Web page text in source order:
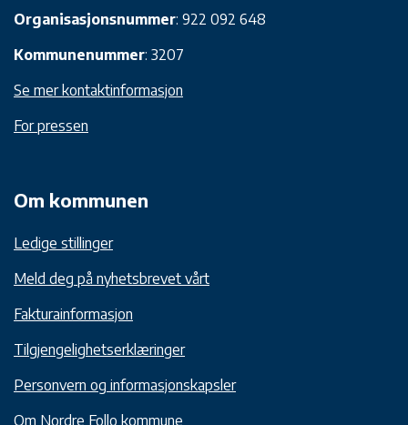
Organisasjonsnummer: 922 092 648
Kommunenummer: 3207
Se mer kontaktinformasjon
For pressen
Om kommunen
Ledige stillinger
Meld deg på nyhetsbrevet vårt
Fakturainformasjon
Tilgjengelighetserklæringer
Personvern og informasjonskapsler
Om Nordre Follo kommune